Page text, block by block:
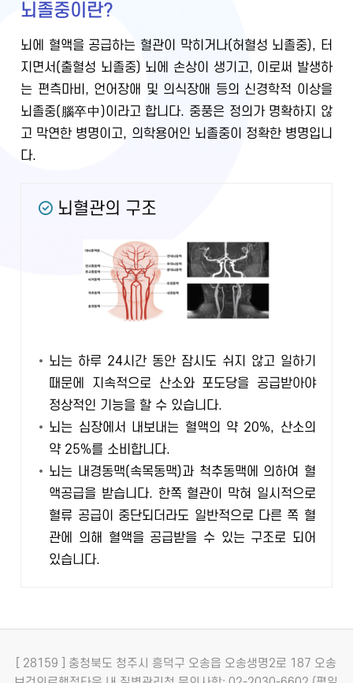
뇌졸중이란?
뇌에 혈액을 공급하는 혈관이 막히거나(허혈성 뇌졸중), 터
지면서(출혈성 뇌졸중) 뇌에 손상이 생기고, 이로써 발생하
는 편측마비, 언어장애 및 의식장애 등의 신경학적 이상을
뇌졸중(腦卒中)이라고 합니다. 중풍은 정의가 명확하지 않
고 막연한 병명이고, 의학용어인 뇌졸중이 정확한 병명입니
다.
뇌혈관의 구조
뇌는 하루 24시간 동안 잠시도 쉬지 않고 일하기
때문에 지속적으로 산소와 포도당을 공급받아야
정상적인 기능을 할 수 있습니다.
뇌는 심장에서 내보내는 혈액의 약 20%, 산소의
약 25%를 소비합니다.
뇌는 내경동맥(속목동맥)과 척추동맥에 의하여 혈
액공급을 받습니다. 한쪽 혈관이 막혀 일시적으로
혈류 공급이 중단되더라도 일반적으로 다른 쪽 혈
관에 의해 혈액을 공급받을 수 있는 구조로 되어
있습니다.
[ 28159 ] 충청북도 청주시 흥덕구 오송읍 오송생명2로 187 오송